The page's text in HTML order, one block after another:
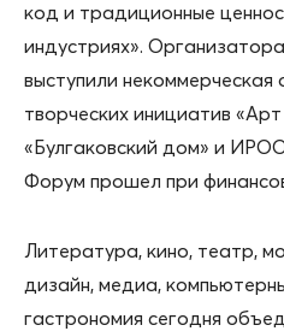
код и традиционные
индустриях».
выступили
творческих инициатив
«Булгаковский дом» и
Форум прошел при
Литература, кино, театр,
дизайн, медиа,
гастрономия сегодня